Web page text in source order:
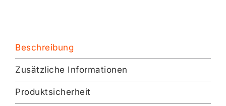
Beschreibung
Zusätzliche Informationen
Produktsicherheit